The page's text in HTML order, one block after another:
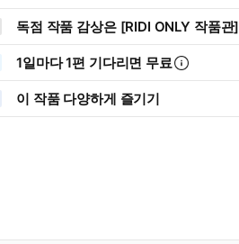
독점 작품 감상은 [RIDI ONLY 작품관]
1일마다1편 기다리면 무료
이 작품 다양하게 즐기기